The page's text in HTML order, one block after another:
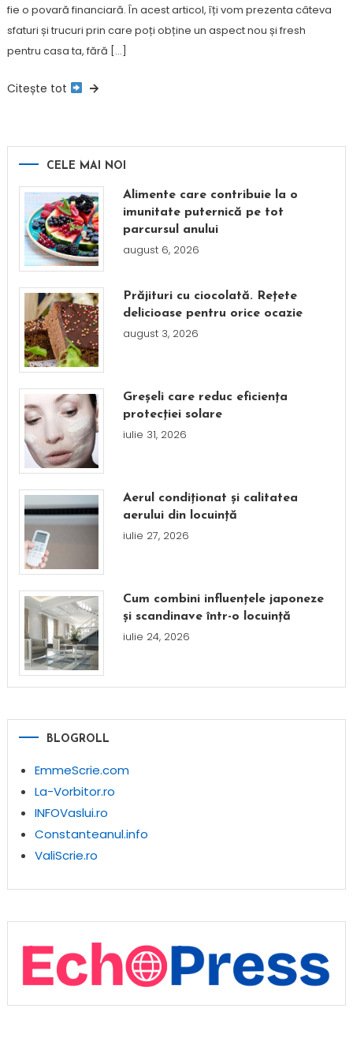
fie o povară financiară. În acest articol, îți vom prezenta câteva
sfaturi și trucuri prin care poți obține un aspect nou și fresh
pentru casa ta, fără […]
Citește tot
CELE MAI NOI
Alimente care contribuie la o
imunitate puternică pe tot
parcursul anului
august 6, 2026
Prăjituri cu ciocolată. Rețete
delicioase pentru orice ocazie
august 3, 2026
Greșeli care reduc eficiența
protecției solare
iulie 31, 2026
Aerul condiționat și calitatea
aerului din locuință
iulie 27, 2026
Cum combini influențele japoneze
și scandinave într-o locuință
iulie 24, 2026
BLOGROLL
EmmeScrie.com
La-Vorbitor.ro
INFOVaslui.ro
Constanteanul.info
ValiScrie.ro